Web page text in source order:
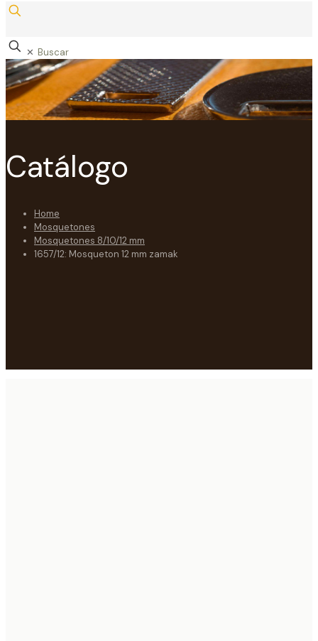
✕
Catálogo
Home
Mosquetones
Mosquetones 8/10/12 mm
1657/12: Mosqueton 12 mm zamak